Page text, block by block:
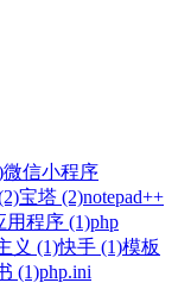
微信小程序
宝塔 (2)notepad++
用程序 (1)php
义 (1)快手 (1)模板
(1)php.ini